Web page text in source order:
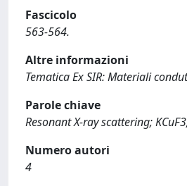
Fascicolo
563-564.
Altre informazioni
Tematica Ex SIR: Materiali
Parole chiave
Resonant X-ray scattering;
Numero autori
4